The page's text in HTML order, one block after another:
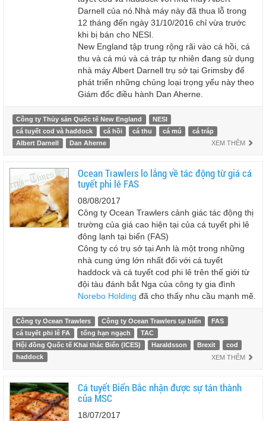
Darnell của nó.Nhà máy này đã thua lỗ trong
12 tháng đến ngày 31/10/2016 chỉ vừa trước
khi bị bán cho NESI.
New England tập trung rộng rãi vào cá hồi, cá
thu và cá mú và cá tráp tự nhiên đang sử dụng
nhà máy Albert Darnell trụ sở tại Grimsby để
phát triển những chủng loại trọng yếu này theo
Giám đốc điều hành Dan Aherne.
Công ty Thủy sản Quốc tế New England
NESI
cá tuyết cod và haddock
cá hồi cá thu cá mú
cá tráp
Albert Darnell
Dan Aherne XEM THÊM
Ocean Trawlers lo lắng về tác động từ giá cá
tuyết phi lê FAS
08/08/2017
Công ty Ocean Trawlers cảnh giác tác động thị
trường của giá cao hiện tại của cá tuyết phi lê
đông lạnh tại biển (FAS)
Công ty có trụ sở tại Anh là một trong những
nhà cung ứng lớn nhất đối với cá tuyết
haddock và cá tuyết cod phi lê trên thế giới từ
đội tàu đánh bắt Nga của công ty gia đình
Norebo Holding đã cho thấy nhu cầu mạnh mẽ.
Công ty Ocean Trawlers Công ty Ocean Trawlers tại biển
FAS
cá tuyết phi lê FA
tổng hạn ngạch
TAC
Hội đồng Quốc tế Khai thác Biển (ICES)
Haraldsson Brexit
cod
haddock
XEM THÊM
Cá tuyết Biển Bắc nhận được sự tán thành
của MSC
18/07/2017